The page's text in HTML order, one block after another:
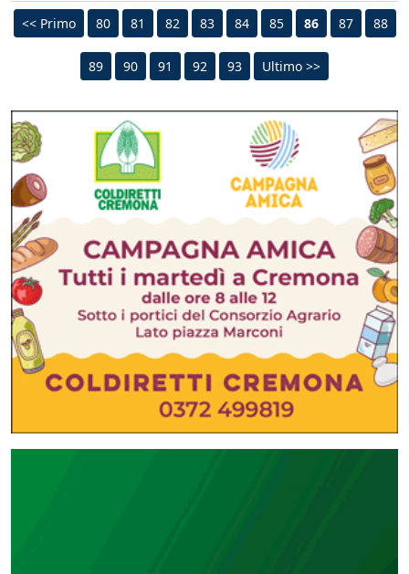
<< Primo 80 81 82 83 84 85 86 87 88
89 90 91 92 93 Ultimo >>